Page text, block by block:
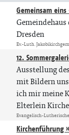
Gemeinsam
Dresden
Ev.-Luth.
12.
Ausstellung
mit Bildern
ich mir meine
Elterlein Kirche
Evangelisch-
Kirchenführung